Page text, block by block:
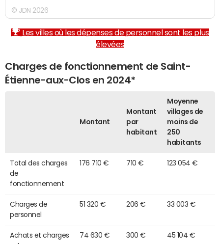
© JDN 2026
Les villes où les dépenses de personnel sont les plus
élevées
Charges de fonctionnement de Saint-
Étienne-aux-Clos en 2024*
Montant
Montant
par
habitant
Moyenne
villages de
moins de
250
habitants
Total des charges
de
fonctionnement
176 710 € 710 € 123 054 €
Charges de
personnel
51 320 € 206 € 33 003 €
Achats et charges
74 630 € 300 € 45 104 €